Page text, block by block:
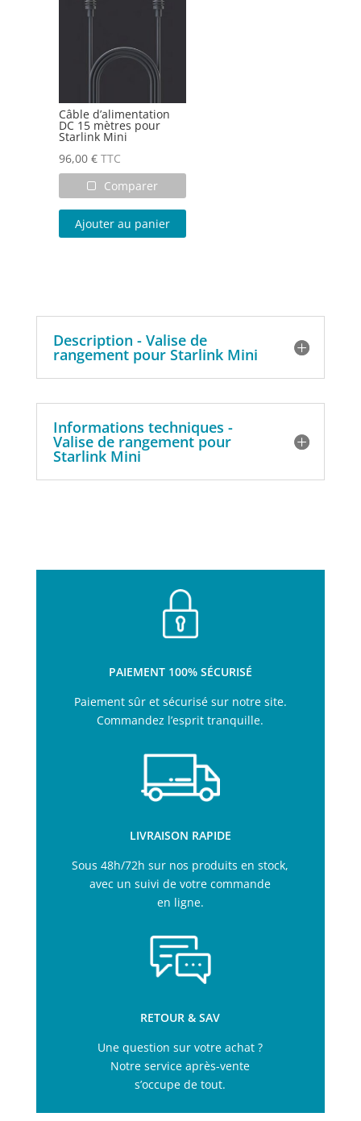
Câble d’alimentation
DC 15 mètres pour
Starlink Mini
96,00 € TTC
Comparer
Ajouter au panier
Description - Valise de
rangement pour Starlink Mini
Informations techniques -
Valise de rangement pour
Starlink Mini
PAIEMENT 100% SÉCURISÉ
Paiement sûr et sécurisé sur notre site.
Commandez l’esprit tranquille.
LIVRAISON RAPIDE
Sous 48h/72h sur nos produits en stock,
avec un suivi de votre commande
en ligne.
RETOUR & SAV
Une question sur votre achat ?
Notre service après-vente
s’occupe de tout.